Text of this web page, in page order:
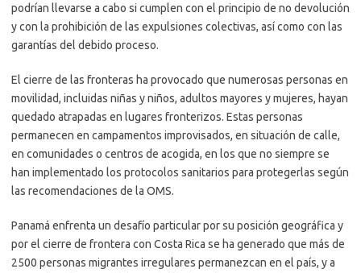
podrían llevarse a cabo si cumplen con el principio de no devolución
y con la prohibición de las expulsiones colectivas, así como con las
garantías del debido proceso.
El cierre de las fronteras ha provocado que numerosas personas en
movilidad, incluidas niñas y niños, adultos mayores y mujeres, hayan
quedado atrapadas en lugares fronterizos. Estas personas
permanecen en campamentos improvisados, en situación de calle,
en comunidades o centros de acogida, en los que no siempre se
han implementado los protocolos sanitarios para protegerlas según
las recomendaciones de la OMS.
Panamá enfrenta un desafío particular por su posición geográfica y
por el cierre de frontera con Costa Rica se ha generado que más de
2500 personas migrantes irregulares permanezcan en el país, y a